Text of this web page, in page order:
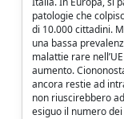
patologie che
di 10.000 cittadini.
una bassa
malattie rare
aumento.
ancora restie ad
non riuscirebbero
esiguo il numero